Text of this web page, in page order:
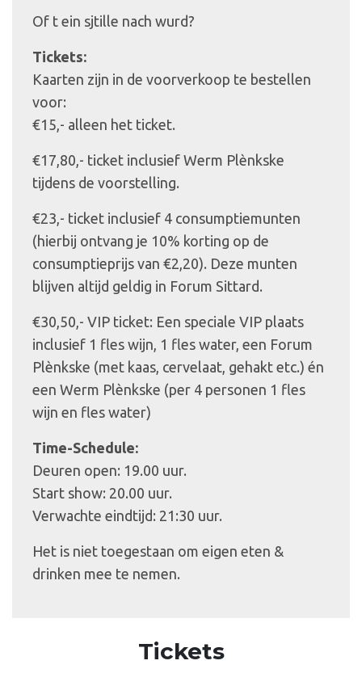
Of t ein sjtille nach wurd?
Tickets:
Kaarten zijn in de voorverkoop te bestellen
voor:
€15,- alleen het ticket.
€17,80,- ticket inclusief Werm Plènkske
tijdens de voorstelling.
€23,- ticket inclusief 4 consumptiemunten
(hierbij ontvang je 10% korting op de
consumptieprijs van €2,20). Deze munten
blijven altijd geldig in Forum Sittard.
€30,50,- VIP ticket: Een speciale VIP plaats
inclusief 1 fles wijn, 1 fles water, een Forum
Plènkske (met kaas, cervelaat, gehakt etc.) én
een Werm Plènkske (per 4 personen 1 fles
wijn en fles water)
Time-Schedule:
Deuren open: 19.00 uur.
Start show: 20.00 uur.
Verwachte eindtijd: 21:30 uur.
Het is niet toegestaan om eigen eten &
drinken mee te nemen.
Tickets